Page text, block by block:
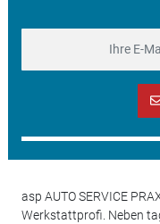
asp AUTO SERVICE
Werkstattprofi. Neben